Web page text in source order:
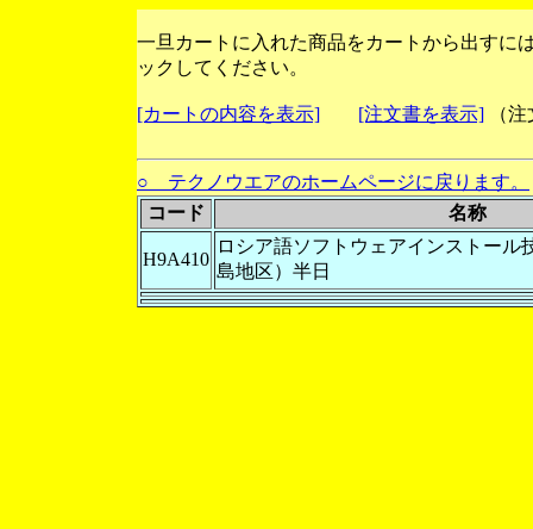
一旦カートに入れた商品をカートから出すに
ックしてください。
[カートの内容を表示] [注文書を表示] （
○ テクノウエアのホームページに戻ります。
コード
名称
H9A410
ロシア語ソフトウェアインストール
島地区）半日